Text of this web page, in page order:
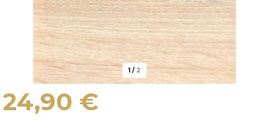
1 / 2
24,90 €